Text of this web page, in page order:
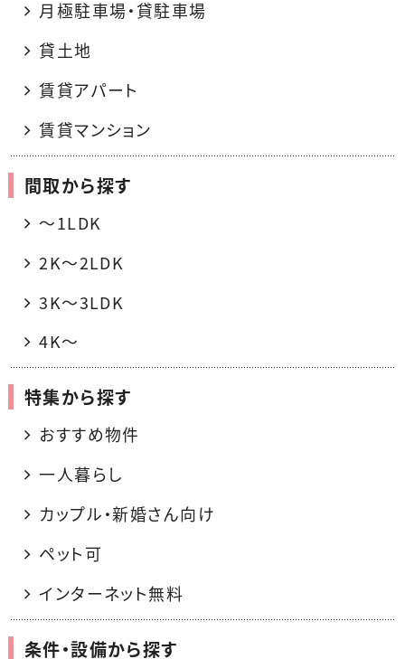
月極駐車場・貸駐車場
貸土地
賃貸アパート
賃貸マンション
間取から探す
〜1LDK
2K〜2LDK
3K〜3LDK
4K〜
特集から探す
おすすめ物件
一人暮らし
カップル・新婚さん向け
ペット可
インターネット無料
条件・設備から探す